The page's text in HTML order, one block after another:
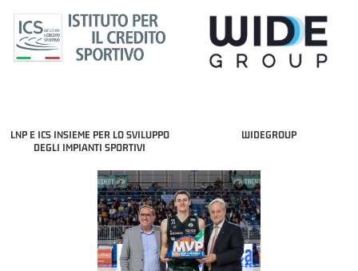
LNP E ICS INSIEME PER LO SVILUPPO
DEGLI IMPIANTI SPORTIVI
WIDEGROUP